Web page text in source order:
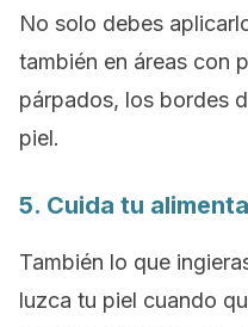
No solo debes
también en áreas con
párpados, los bordes
piel.
5. Cuida tu
También lo que
luzca tu piel cuando